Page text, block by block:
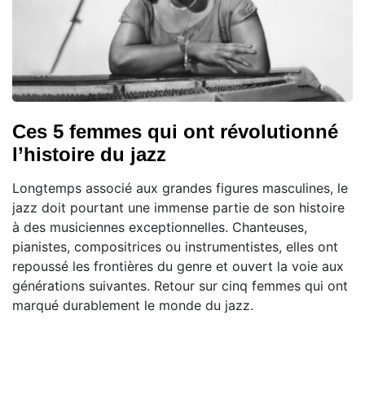
Ces 5 femmes qui ont révolutionné
l’histoire du jazz
Longtemps associé aux grandes figures masculines, le
jazz doit pourtant une immense partie de son histoire
à des musiciennes exceptionnelles. Chanteuses,
pianistes, compositrices ou instrumentistes, elles ont
repoussé les frontières du genre et ouvert la voie aux
générations suivantes. Retour sur cinq femmes qui ont
marqué durablement le monde du jazz.